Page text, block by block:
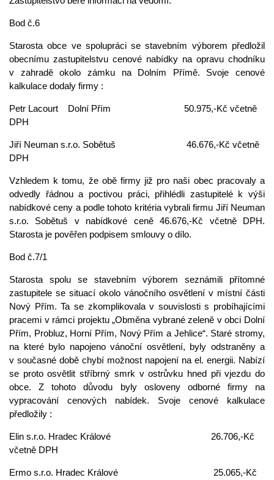
Bod č.6
Starosta obce ve spolupráci se stavebním výborem předložil
obecnímu zastupitelstvu cenové nabídky na opravu chodníku
v zahradě okolo zámku na Dolním Přímě. Svoje cenové
kalkulace dodaly firmy :
Petr Lacourt Dolní Přím 50.975,-Kč včetně
DPH
Jiří Neuman s.r.o. Sobětuš 46.676,-Kč včetně
DPH
Vzhledem k tomu, že obě firmy již pro naši obec pracovaly a
odvedly řádnou a poctivou práci, přihlédli zastupitelé k výši
nabídkové ceny a podle tohoto kritéria vybrali firmu Jiří Neuman
s.r.o. Sobětuš v nabídkové ceně 46.676,-Kč včetně DPH.
Starosta je pověřen podpisem smlouvy o dílo.
Bod č.7/1
Starosta spolu se stavebním výborem seznámili přítomné
zastupitele se situací okolo vánočního osvětlení v místní části
Nový Přím. Ta se zkomplikovala v souvislosti s probíhajícími
pracemi v rámci projektu „Obměna vybrané zeleně v obci Dolní
Přím, Probluz, Horní Přím, Nový Přím a Jehlice“. Staré stromy,
na které bylo napojeno vánoční osvětlení, byly odstraněny a
v současné době chybí možnost napojení na el. energii. Nabízí
se proto osvětlit stříbrný smrk v ostrůvku hned při vjezdu do
obce. Z tohoto důvodu byly osloveny odborné firmy na
vypracování cenových nabídek. Svoje cenové kalkulace
předložily :
Elin s.r.o. Hradec Králové 26.706,-Kč
včetně DPH
Ermo s.r.o. Hradec Králové 25.065,-Kč